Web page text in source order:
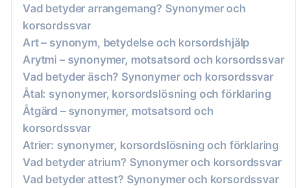
Vad betyder arrangemang? Synonymer och
korsordssvar
Art – synonym, betydelse och korsordshjälp
Arytmi – synonymer, motsatsord och korsordssvar
Vad betyder äsch? Synonymer och korsordssvar
Åtal: synonymer, korsordslösning och förklaring
Åtgärd – synonymer, motsatsord och
korsordssvar
Atrier: synonymer, korsordslösning och förklaring
Vad betyder atrium? Synonymer och korsordssvar
Vad betyder attest? Synonymer och korsordssvar